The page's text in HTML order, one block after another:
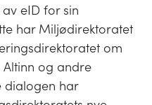
eID for sin
har Miljødirektoratet
om
og andre
dialogen har